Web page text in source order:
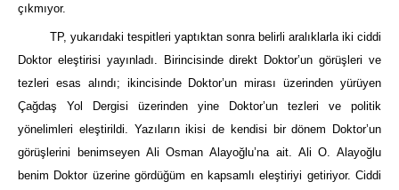
çıkmıyor.
TP, yukarıdaki tespitleri yaptıktan sonra belirli aralıklarla iki ciddi
Doktor eleştirisi yayınladı. Birincisinde direkt Doktor’un görüşleri ve
tezleri esas alındı; ikincisinde Doktor’un mirası üzerinden yürüyen
Çağdaş Yol Dergisi üzerinden yine Doktor’un tezleri ve politik
yönelimleri eleştirildi. Yazıların ikisi de kendisi bir dönem Doktor’un
görüşlerini benimseyen Ali Osman Alayoğlu’na ait. Ali O. Alayoğlu
benim Doktor üzerine gördüğüm en kapsamlı eleştiriyi getiriyor. Ciddi